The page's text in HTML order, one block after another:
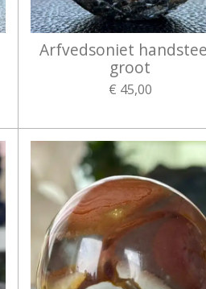
Arfvedsoniet
groot
€ 45,00